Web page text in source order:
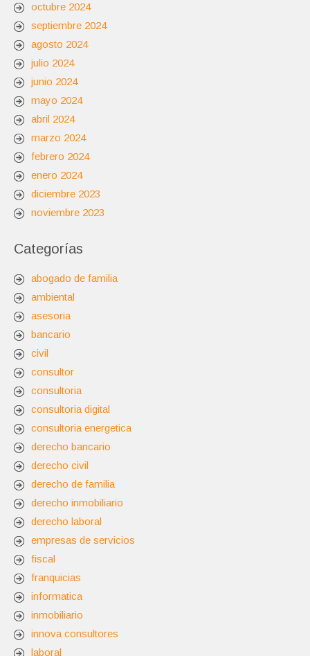
octubre 2024
septiembre 2024
agosto 2024
julio 2024
junio 2024
mayo 2024
abril 2024
marzo 2024
febrero 2024
enero 2024
diciembre 2023
noviembre 2023
Categorías
abogado de familia
ambiental
asesoria
bancario
civil
consultor
consultoria
consultoria digital
consultoria energetica
derecho bancario
derecho civil
derecho de familia
derecho inmobiliario
derecho laboral
empresas de servicios
fiscal
franquicias
informatica
inmobiliario
innova consultores
laboral